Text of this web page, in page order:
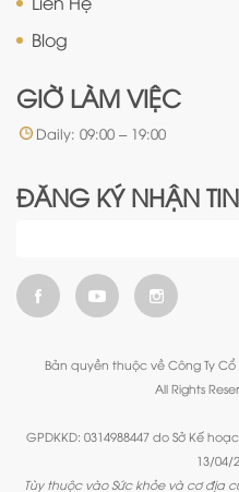
Blog
GIỜ LÀM VIỆC
Daily: 09:00 – 19:00
ĐĂNG KÝ NHẬN TIN
Bản quyền thuộc về Công Ty Cổ
All Rights
GPDKKD: 0314988447 do Sở Kế
13/04/
Tùy thuộc vào Sức khỏe và cơ địa